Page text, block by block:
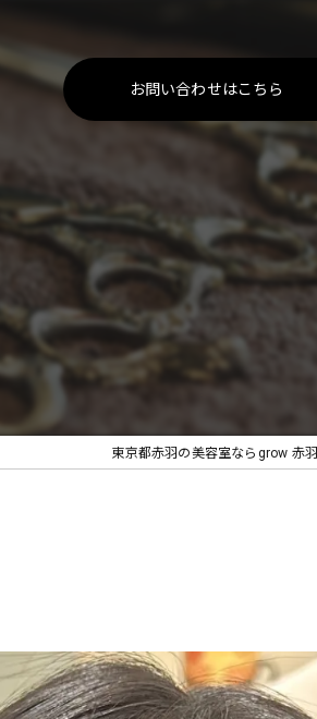
お問い合わせはこちら
東京都赤羽の美容室ならgrow 赤羽